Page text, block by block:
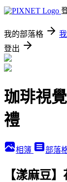
我的部落格
登出
珈琲視
禮
相簿 部落
【漾麻豆